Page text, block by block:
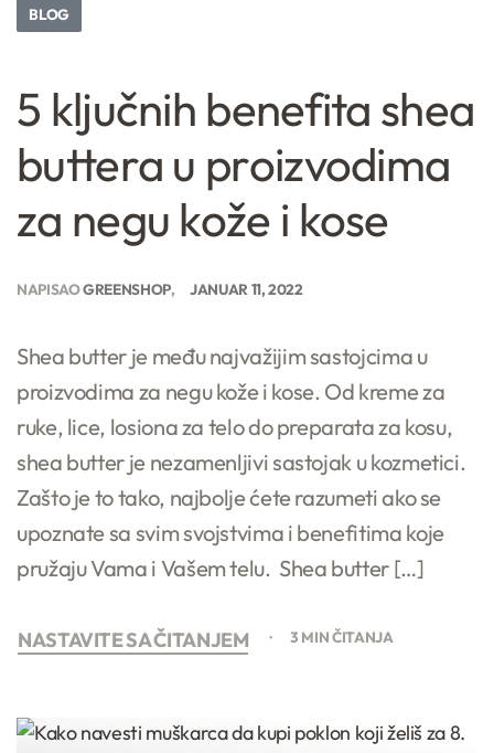
BLOG
5 ključnih benefita shea
buttera u proizvodima
za negu kože i kose
NAPISAOGREENSHOP JANUAR 11, 2022
Shea butter je među najvažijim sastojcima u
proizvodima za negu kože i kose. Od kreme za
ruke, lice, losiona za telo do preparata za kosu,
shea butter je nezamenljivi sastojak u kozmetici.
Zašto je to tako, najbolje ćete razumeti ako se
upoznate sa svim svojstvima i benefitima koje
pružaju Vama i Vašem telu. Shea butter […]
NASTAVITE SA ČITANJEM 3 MIN ČITANJA